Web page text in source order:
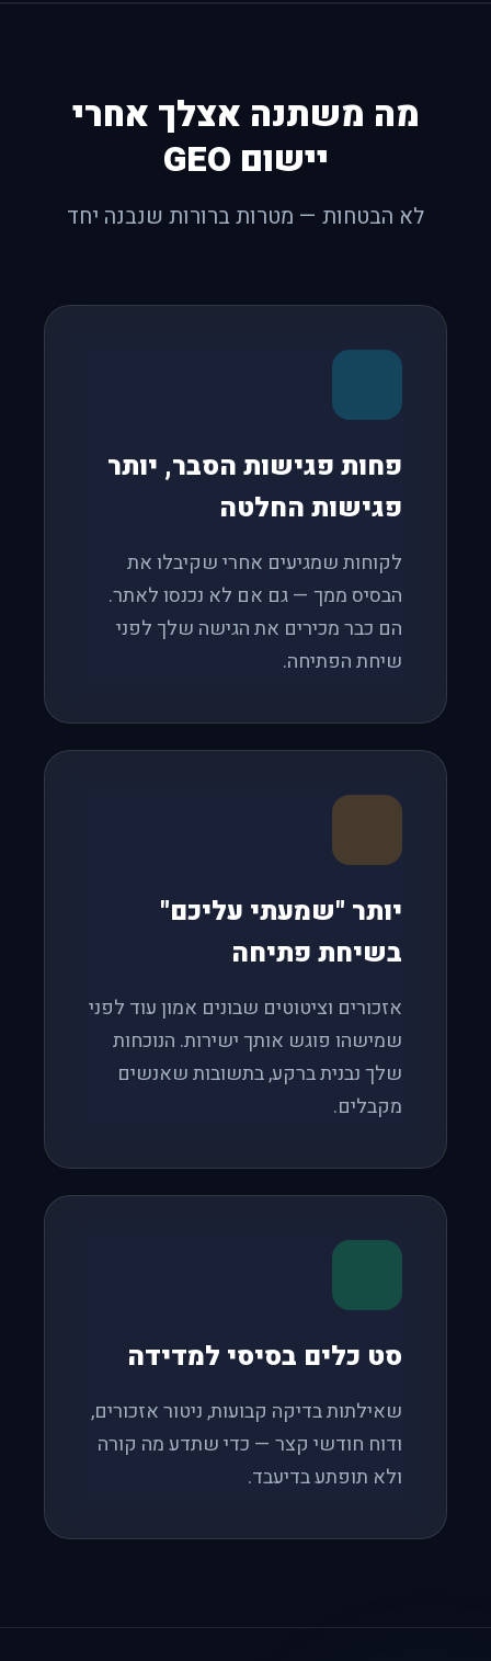
מה משתנה אצלך אחרי
יישום GEO
לא הבטחות — מטרות ברורות שנבנה יחד
פחות פגישות הסבר, יותר
פגישות החלטה
לקוחות שמגיעים אחרי שקיבלו את
הבסיס ממך — גם אם לא נכנסו לאתר.
הם כבר מכירים את הגישה שלך לפני
שיחת הפתיחה.
יותר "שמעתי עליכם"
בשיחת פתיחה
אזכורים וציטוטים שבונים אמון עוד לפני
שמישהו פוגש אותך ישירות. הנוכחות
שלך נבנית ברקע, בתשובות שאנשים
מקבלים.
סט כלים בסיסי למדידה
שאילתות בדיקה קבועות, ניטור אזכורים,
ודוח חודשי קצר — כדי שתדע מה קורה
ולא תופתע בדיעבד.